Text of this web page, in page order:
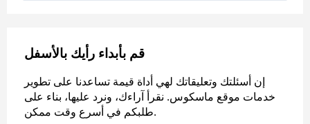
قم بأبداء رأيك بالأسفل
إن أسئلتك وتعليقاتك لهي أداة قيمة تساعدنا على تطوير
خدمات موقع ماسكوس. نقرأ آراءك، ونرد عليها، بناء على
طلبكم في أسرع وقت ممكن.